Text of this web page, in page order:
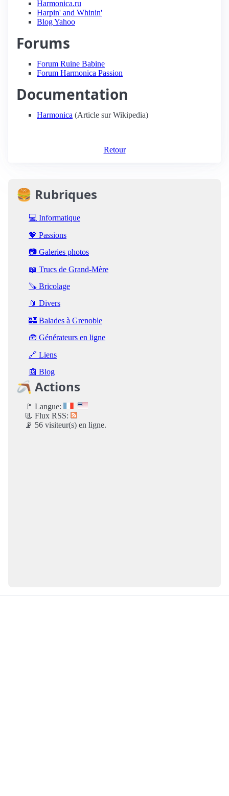
Harmonica.ru
Harpin' and Whinin'
Blog Yahoo
Forums
Forum Ruine Babine
Forum Harmonica Passion
Documentation
Harmonica (Article sur Wikipedia)
Retour
🍔 Rubriques
💻 Informatique
💖 Passions
📷 Galeries photos
📖 Trucs de Grand-Mère
🪚 Bricolage
📎 Divers
🏰 Balades à Grenoble
🧰 Générateurs en ligne
🔗 Liens
📰 Blog
🪃 Actions
🚩 Langue:
📃 Flux RSS:
📡 56 visiteur(s) en ligne.